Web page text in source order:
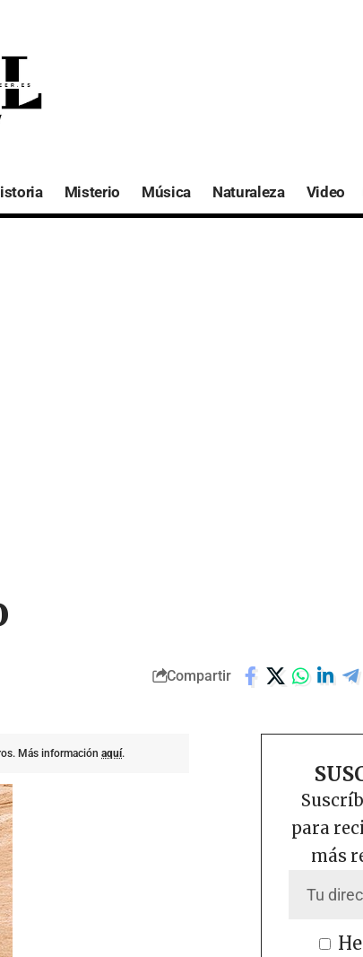
Misterio Música Naturaleza Video
Compartir
Más información aquí.
para
más